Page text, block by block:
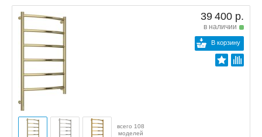
39 400 р.
в наличии
В корзину
всего 108
моделей